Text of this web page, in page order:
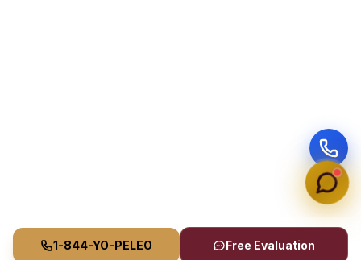
1-844-YO-PELEO Free Evaluation